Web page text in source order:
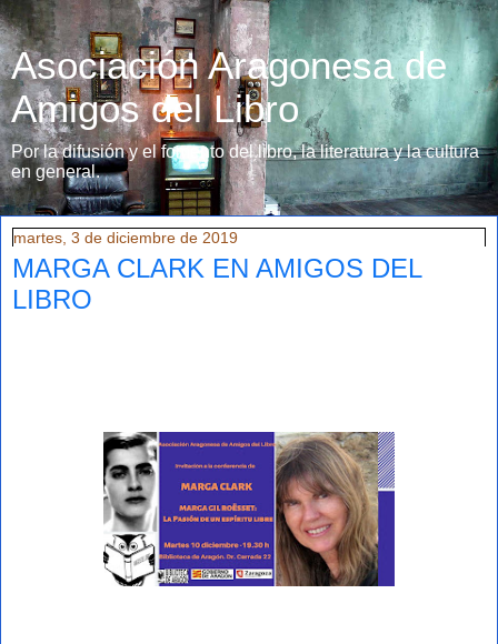
Asociación Aragonesa de
Amigos del Libro
Por la difusión y el fomento del libro, la literatura y la cultura
en general.
martes, 3 de diciembre de 2019
MARGA CLARK EN AMIGOS DEL
LIBRO